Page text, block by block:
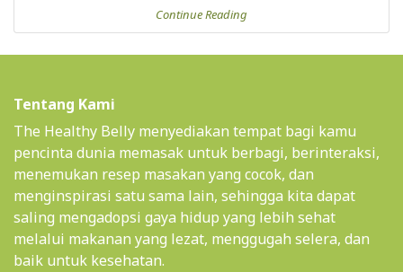
Continue Reading
Tentang Kami
The Healthy Belly menyediakan tempat bagi kamu
pencinta dunia memasak untuk berbagi, berinteraksi,
menemukan resep masakan yang cocok, dan
menginspirasi satu sama lain, sehingga kita dapat
saling mengadopsi gaya hidup yang lebih sehat
melalui makanan yang lezat, menggugah selera, dan
baik untuk kesehatan.